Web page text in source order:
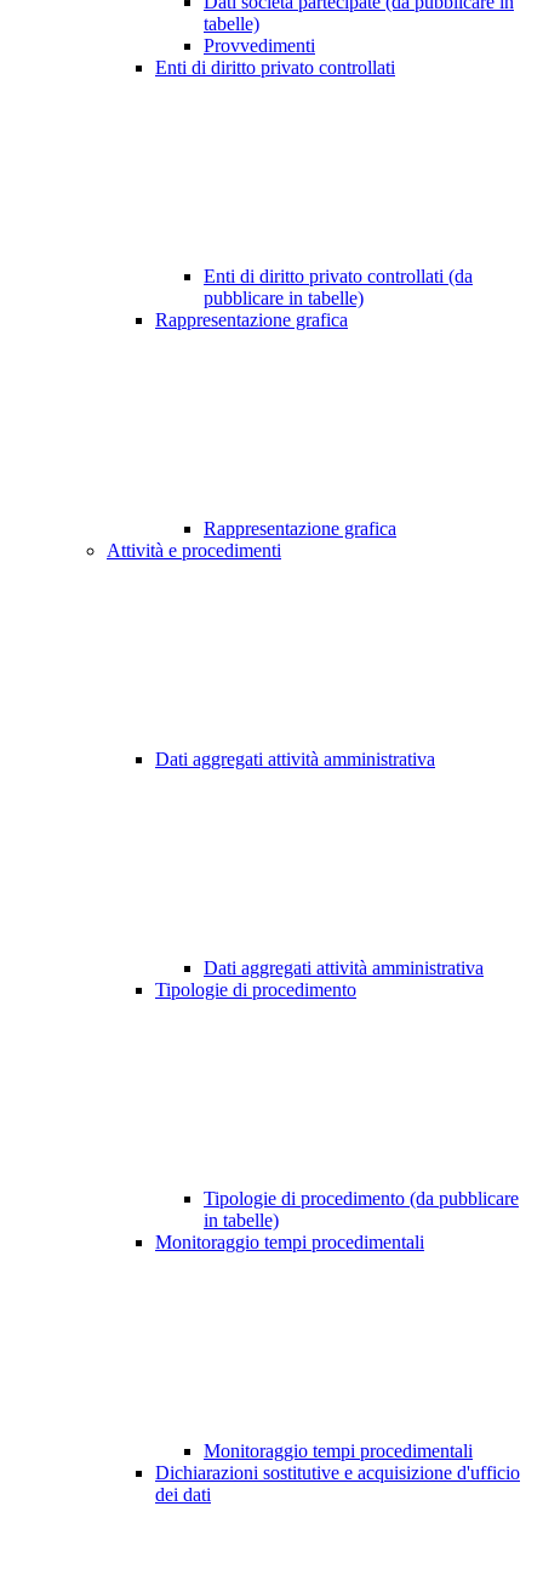
tabelle)
Provvedimenti
Enti di diritto privato controllati
Enti di diritto privato controllati (da
pubblicare in tabelle)
Rappresentazione grafica
Rappresentazione grafica
Attività e procedimenti
Dati aggregati attività amministrativa
Dati aggregati attività amministrativa
Tipologie di procedimento
Tipologie di procedimento (da pubblicare
in tabelle)
Monitoraggio tempi procedimentali
Monitoraggio tempi procedimentali
Dichiarazioni sostitutive e acquisizione d'ufficio
dei dati